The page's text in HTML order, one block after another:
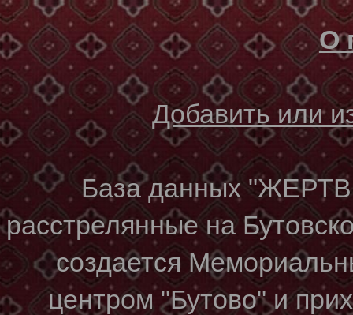
О
Добавить или
База данных
расстрелянные на
создается
центром "Бутово" и